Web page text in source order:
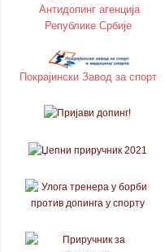
Антидопинг агенција
Републике Србије
Покрајински Завод за спорт